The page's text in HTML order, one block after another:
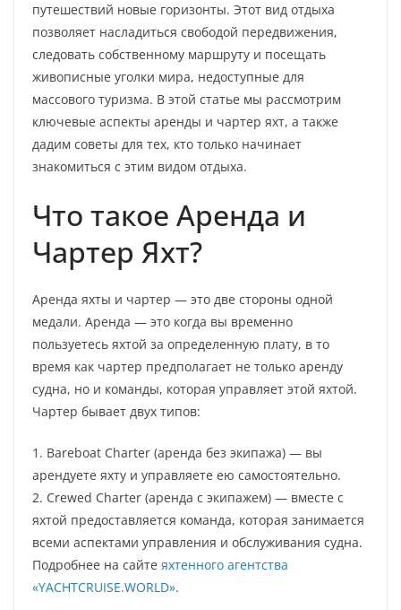
путешествий новые горизонты. Этот вид отдыха
позволяет насладиться свободой передвижения,
следовать собственному маршруту и посещать
живописные уголки мира, недоступные для
массового туризма. В этой статье мы рассмотрим
ключевые аспекты аренды и чартер яхт, а также
дадим советы для тех, кто только начинает
знакомиться с этим видом отдыха.
Что такое Аренда и
Чартер Яхт?
Аренда яхты и чартер — это две стороны одной
медали. Аренда — это когда вы временно
пользуетесь яхтой за определенную плату, в то
время как чартер предполагает не только аренду
судна, но и команды, которая управляет этой яхтой.
Чартер бывает двух типов:
1. Bareboat Charter (аренда без экипажа) — вы
арендуете яхту и управляете ею самостоятельно.
2. Crewed Charter (аренда с экипажем) — вместе с
яхтой предоставляется команда, которая занимается
всеми аспектами управления и обслуживания судна.
Подробнее на сайте яхтенного агентства
«YACHTCRUISE.WORLD».